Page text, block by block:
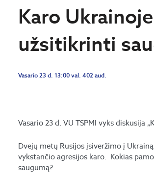
Karo
užsitikrinti
Vasario 23 d. 13:00 val. 402 aud.
Vasario 23 d. VU TSPMI vyks diskusija
Dvejų metų Rusijos įsiveržimo į
vykstančio agresijos karo. Kokias
saugumą?